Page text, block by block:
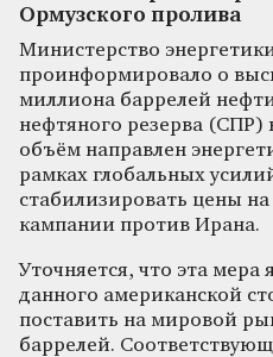
Ормузского пролива
Министерство
проинформировало о
миллиона баррелей
нефтяного резерва
объём направлен
рамках глобальных
стабилизировать цены
кампании против Ирана.
Уточняется, что эта мера
данного американской
поставить на мировой
баррелей.